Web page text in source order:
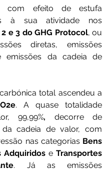
com efeito de estufa
e 3 do GHG Protocol, ou
diretas, emissões
emissões da cadeia de
. A quase totalidade
99,99%, decorre de
da cadeia de valor, com
nas categorias Bens
Adquiridos e Transportes
. Já as emissões